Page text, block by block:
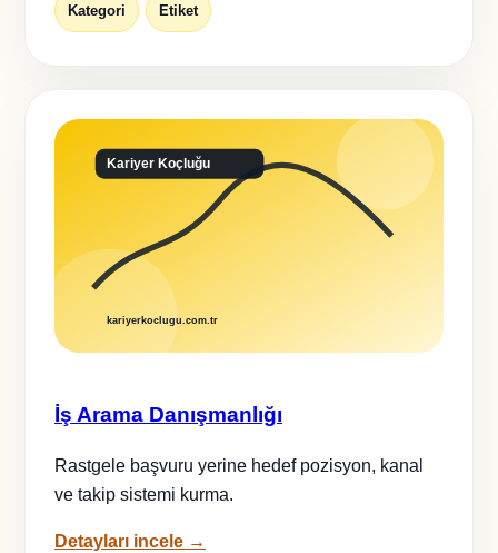
Kategori Etiket
İş Arama Danışmanlığı
Rastgele başvuru yerine hedef pozisyon, kanal
ve takip sistemi kurma.
Detayları incele →